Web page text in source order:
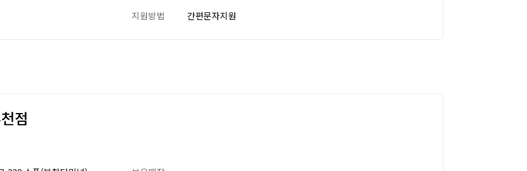
지원방법 간편문자지원
점